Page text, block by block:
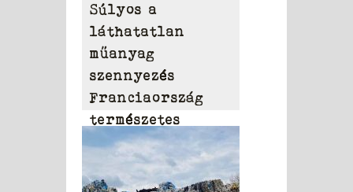
Súlyos a
láthatatlan
műanyag
szennyezés
Franciaország
természetes
vizeiben